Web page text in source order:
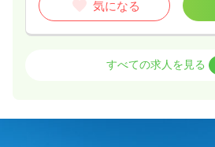
気になる
介護・福祉系正・准看護師
すべての求人を見る